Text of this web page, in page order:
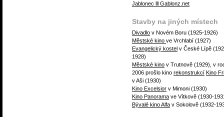
Jablonec lll Gablonz.net
Stavby na jiných místech
Divadlo v Novém Boru (1925-1926)
Městské kino ve Vrchlabí (1927)
Evangelický kostel v České Lípě
1928)
Městské kino v Trutnově (1929), v
2006 prošlo kino rekonstrukcí Kino
v Aši (1930)
Kino Excelsior v Mimoni (1930)
Kino Panorama ve Vítkově (1930-
Bývalé kino Alfa v Sokolově (1932-